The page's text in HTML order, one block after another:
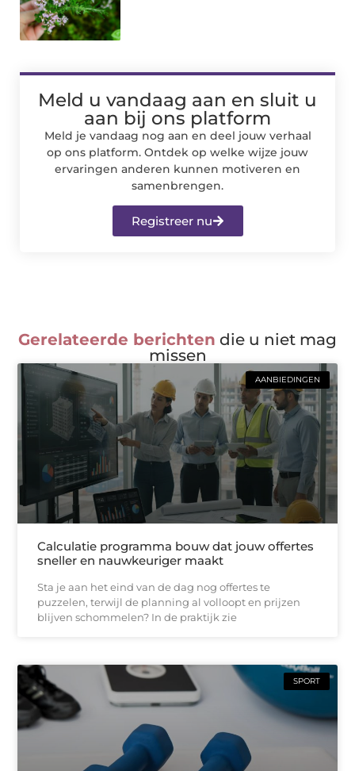
Meld u vandaag aan en sluit u
aan bij ons platform
Meld je vandaag nog aan en deel jouw verhaal
op ons platform. Ontdek op welke wijze jouw
ervaringen anderen kunnen motiveren en
samenbrengen.
Registreer nu
Gerelateerde berichten die u niet mag
missen
AANBIEDINGEN
Calculatie programma bouw dat jouw offertes
sneller en nauwkeuriger maakt
Sta je aan het eind van de dag nog offertes te
puzzelen, terwijl de planning al volloopt en prijzen
blijven schommelen? In de praktijk zie
SPORT